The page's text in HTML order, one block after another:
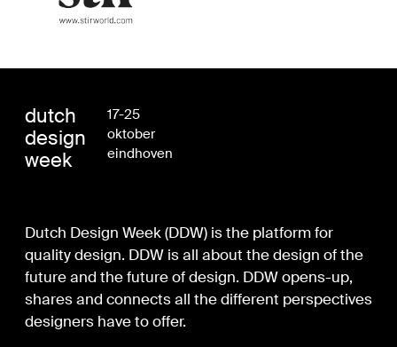
dutch
design
week
17-25
oktober
eindhoven
Dutch Design Week (DDW) is the platform for
quality design. DDW is all about the design of the
future and the future of design. DDW opens-up,
shares and connects all the different perspectives
designers have to offer.